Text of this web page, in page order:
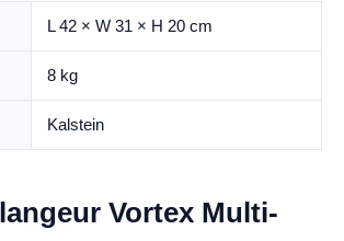
L 42 × W 31 × H 20 cm
8 kg
Kalstein
Vortex Multi-